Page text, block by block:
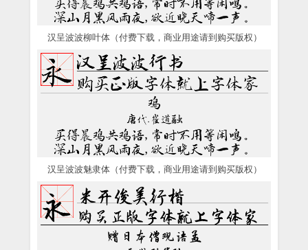
汉呈波波柳叶体（付费下载，商业用途请到购买版权）
汉呈波波魅隶体（付费下载，商业用途请到购买版权）